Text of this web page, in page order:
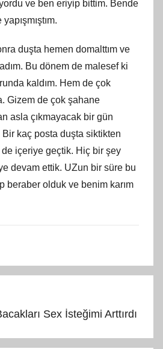
ve ben eriyip bittim. Bende
duşta hemen domalttım ve
Bu dönem de malesef ki
kaldım. Hem de çok
Gizem de çok şahane
asla çıkmayacak bir gün
kaç posta duşta siktikten
içeriye geçtik. Hiç bir şey
devam ettik. UZun bir süre bu
beraber olduk ve benim karım
Sex İsteğimi Arttırdı